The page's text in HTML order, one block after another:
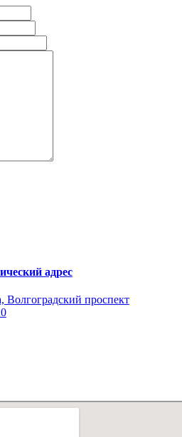
адрес
Волгоградский проспект